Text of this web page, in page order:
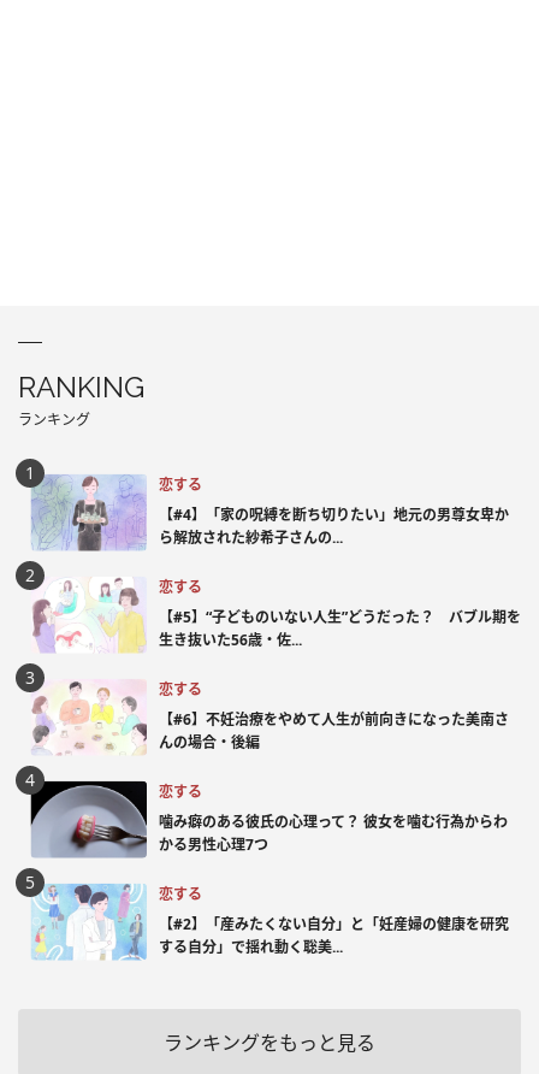
RANKING
ランキング
恋する
【#4】「家の呪縛を断ち切りたい」地元の男尊女卑か
ら解放された紗希子さんの...
恋する
【#5】“子どものいない人生”どうだった？ バブル期を
生き抜いた56歳・佐...
恋する
【#6】不妊治療をやめて人生が前向きになった美南さ
んの場合・後編
恋する
噛み癖のある彼氏の心理って？ 彼女を噛む行為からわ
かる男性心理7つ
恋する
【#2】「産みたくない自分」と「妊産婦の健康を研究
する自分」で揺れ動く聡美...
ランキングをもっと見る